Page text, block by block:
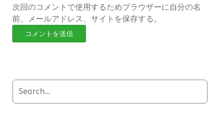
次回のコメントで使用するためブラウザーに自分の名
前、メールアドレス、サイトを保存する。